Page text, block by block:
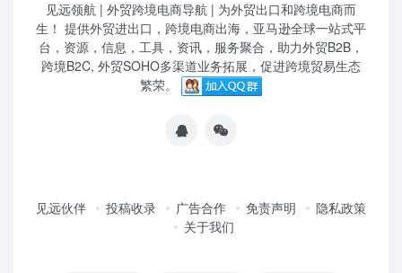
见远领航 | 外贸跨境电商导航 | 为外贸出口和跨境电商而
生！ 提供外贸进出口，跨境电商出海，亚马逊全球一站式平
台，资源，信息，工具，资讯，服务聚合，助力外贸B2B，
跨境B2C, 外贸SOHO多渠道业务拓展，促进跨境贸易生态
繁荣。
见远伙伴 投稿收录 广告合作 免责声明
隐私政策
关于我们